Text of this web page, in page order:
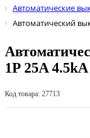
Автоматические
Автоматический
1P 25A
Код товара: 27713